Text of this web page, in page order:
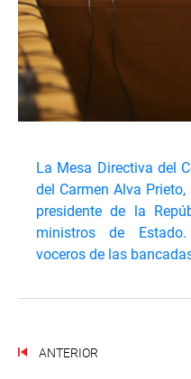
La Mesa Directiva del
del Carmen Alva
presidente de la
ministros de
voceros de las
ANTERIOR